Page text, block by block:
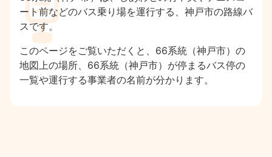
ート前などのバス乗り場を運行する、神戸市の路線バ
スです。
このページをご覧いただくと、66系統（神戸市）の
地図上の場所、66系統（神戸市）が停まるバス停の
一覧や運行する事業者の名前が分かります。